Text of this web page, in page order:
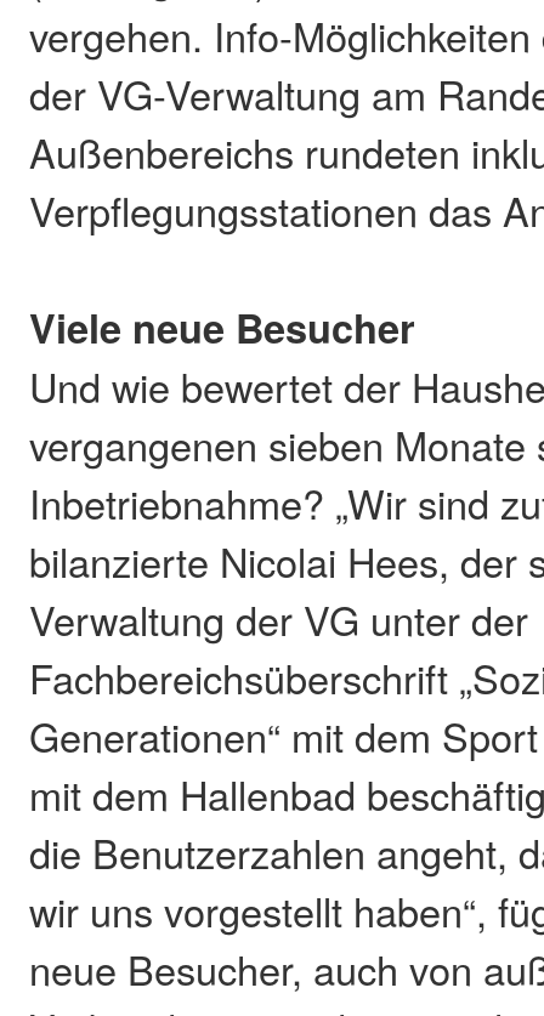
vergehen. Info-
der VG-Verwaltung am
Außenbereichs rundeten
Verpflegungsstationen das
Viele neue Besucher
Und wie bewertet der
vergangenen sieben Monate
Inbetriebnahme? „Wir sind
bilanzierte Nicolai Hees, der
Verwaltung der VG unter der
Fachbereichsüberschrift
Generationen“ mit dem
mit dem Hallenbad
die Benutzerzahlen angeht,
wir uns vorgestellt haben“,
neue Besucher, auch von